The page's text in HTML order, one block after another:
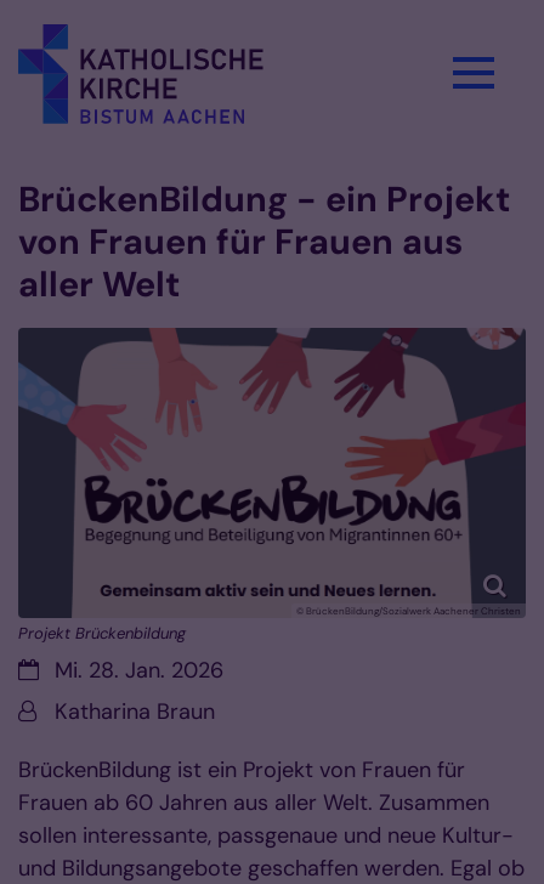
BrückenBildung - ein Projekt
von Frauen für Frauen aus
aller Welt
© BrückenBildung/Sozialwerk Aachener Christen
Projekt Brückenbildung
Datum:Mi. 28. Jan. 2026
Von:Katharina Braun
BrückenBildung ist ein Projekt von Frauen für
Frauen ab 60 Jahren aus aller Welt. Zusammen
sollen interessante, passgenaue und neue Kultur-
und Bildungsangebote geschaffen werden. Egal ob